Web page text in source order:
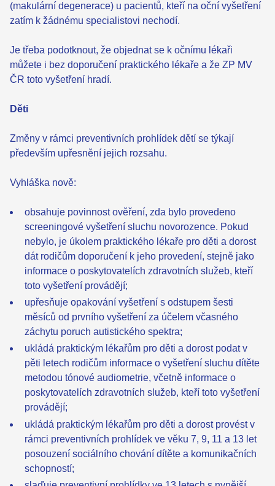
(makulární degenerace) u pacientů, kteří na oční vyšetření
zatím k žádnému specialistovi nechodí.
Je třeba podotknout, že objednat se k očnímu lékaři
můžete i bez doporučení praktického lékaře a že ZP MV
ČR toto vyšetření hradí.
Děti
Změny v rámci preventivních prohlídek dětí se týkají
především upřesnění jejich rozsahu.
Vyhláška nově:
obsahuje povinnost ověření, zda bylo provedeno
screeningové vyšetření sluchu novorozence. Pokud
nebylo, je úkolem praktického lékaře pro děti a dorost
dát rodičům doporučení k jeho provedení, stejně jako
informace o poskytovatelích zdravotních služeb, kteří
toto vyšetření provádějí;
upřesňuje opakování vyšetření s odstupem šesti
měsíců od prvního vyšetření za účelem včasného
záchytu poruch autistického spektra;
ukládá praktickým lékařům pro děti a dorost podat v
pěti letech rodičům informace o vyšetření sluchu dítěte
metodou tónové audiometrie, včetně informace o
poskytovatelích zdravotních služeb, kteří toto vyšetření
provádějí;
ukládá praktickým lékařům pro děti a dorost provést v
rámci preventivních prohlídek ve věku 7, 9, 11 a 13 let
posouzení sociálního chování dítěte a komunikačních
schopností;